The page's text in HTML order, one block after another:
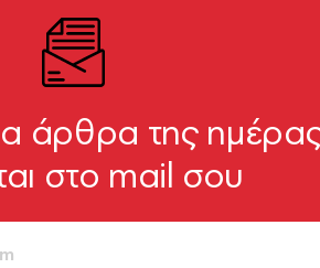
δυνάμεις
άρθρα της
στο mail σου